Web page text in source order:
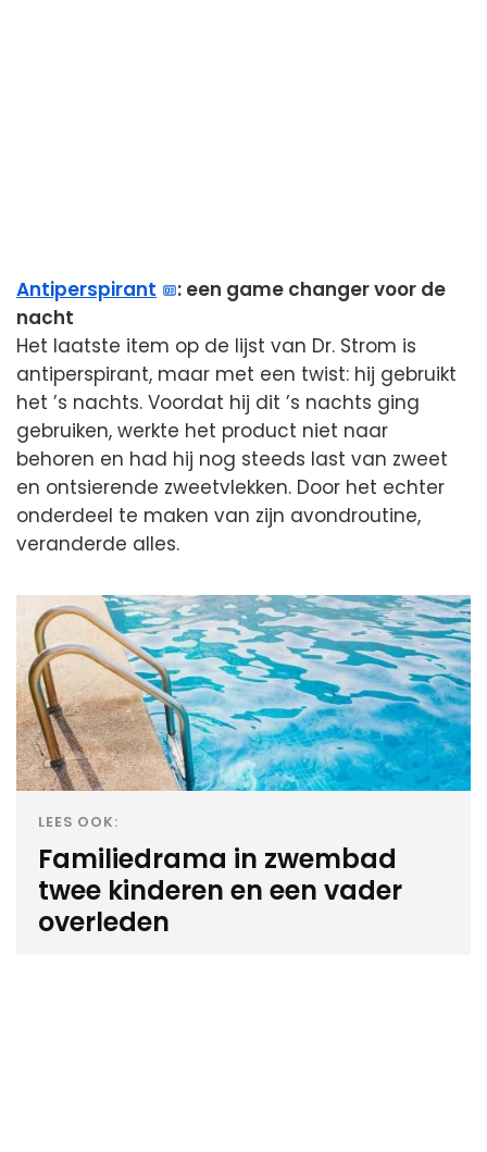
Antiperspirant
: een game changer voor de
nacht
Het laatste item op de lijst van Dr. Strom is
antiperspirant, maar met een twist: hij gebruikt
het ’s nachts. Voordat hij dit ’s nachts ging
gebruiken, werkte het product niet naar
behoren en had hij nog steeds last van zweet
en ontsierende zweetvlekken. Door het echter
onderdeel te maken van zijn avondroutine,
veranderde alles.
LEES OOK:
Familiedrama in zwembad
twee kinderen en een vader
overleden